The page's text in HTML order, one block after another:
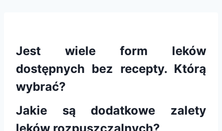
Jest wiele form leków
dostępnych bez recepty. Którą
wybrać?
Jakie są dodatkowe zalety